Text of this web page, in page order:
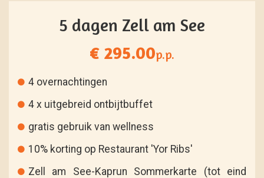
5 dagen Zell am See
€ 295.00p.p.
4 overnachtingen
4 x uitgebreid ontbijtbuffet
gratis gebruik van wellness
10% korting op Restaurant 'Yor Ribs'
Zell am See-Kaprun Sommerkarte (tot eind